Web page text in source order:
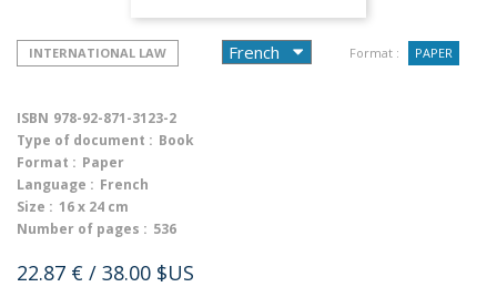
INTERNATIONAL LAW Format : PAPER
ISBN 978-92-871-3123-2
Type of document : Book
Format : Paper
Language : French
Size : 16 x 24 cm
Number of pages : 536
22.87 € / 38.00 $US